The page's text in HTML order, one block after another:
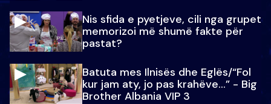
Nis sfida e pyetjeve, cili nga grupet
memorizoi më shumë fakte për
pastat?
Batuta mes Ilnisës dhe Eglës/“Fol
kur jam aty, jo pas krahëve…” - Big
Brother Albania VIP 3